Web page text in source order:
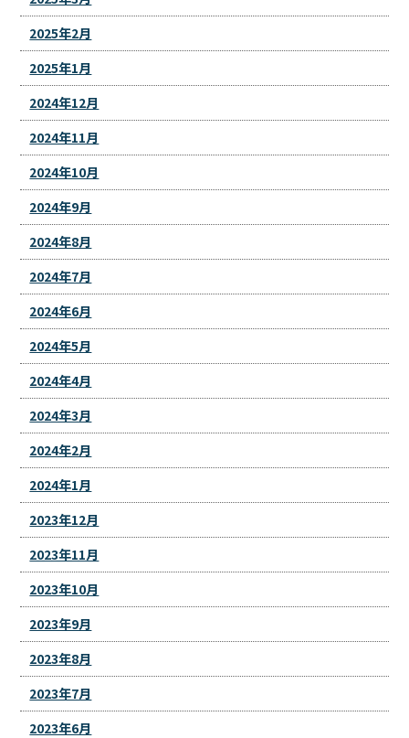
2025年2月
2025年1月
2024年12月
2024年11月
2024年10月
2024年9月
2024年8月
2024年7月
2024年6月
2024年5月
2024年4月
2024年3月
2024年2月
2024年1月
2023年12月
2023年11月
2023年10月
2023年9月
2023年8月
2023年7月
2023年6月